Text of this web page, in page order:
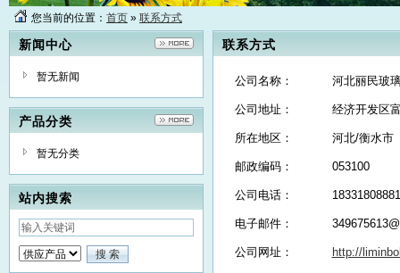
您当前的位置： 首页 » 联系方式
新闻中心
暂无新闻
产品分类
暂无分类
站内搜索
联系方式
公司名称： 河北丽民玻
公司地址： 经济开发区
所在地区： 河北/衡水市
邮政编码： 053100
公司电话： 18331808881
电子邮件：
公司网址： http://